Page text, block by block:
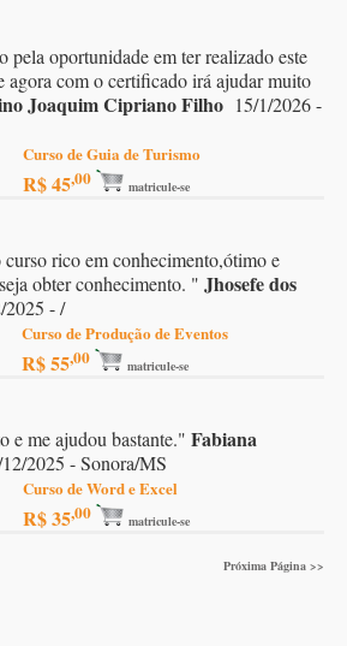
pela oportunidade em ter realizado este
agora com o certificado irá ajudar muito
Joaquim Cipriano Filho 15/1/2026 -
Curso de Guia de Turismo
R$ 45,00 matricule-se
curso rico em conhecimento,ótimo e
obter conhecimento. " Jhosefe dos
2025 - /
Curso de Produção de Eventos
R$ 55,00 matricule-se
e me ajudou bastante." Fabiana
2025 - Sonora/MS
Curso de Word e Excel
R$ 35,00 matricule-se
Próxima Página >>